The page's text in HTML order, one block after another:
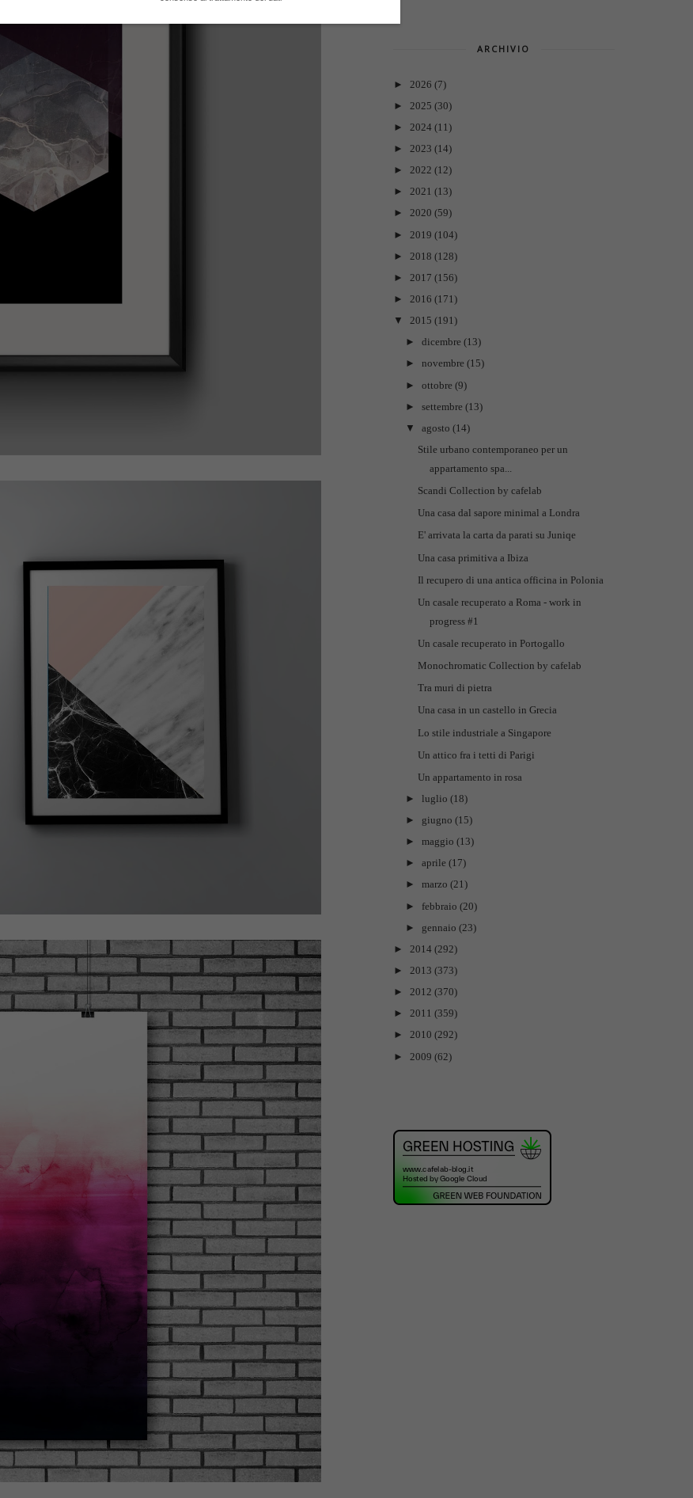
ARCHIVIO
► 2026 (7)
► 2025 (30)
► 2024 (11)
► 2023 (14)
► 2022 (12)
► 2021 (13)
► 2020 (59)
► 2019 (104)
► 2018 (128)
► 2017 (156)
► 2016 (171)
▼
2015 (191)
► dicembre (13)
► novembre (15)
► ottobre (9)
► settembre (13)
▼
agosto (14)
Stile urbano contemporaneo per un
appartamento spa...
Scandi Collection by cafelab
Una casa dal sapore minimal a Londra
E' arrivata la carta da parati su Juniqe
Una casa primitiva a Ibiza
Il recupero di una antica officina in Polonia
Un casale recuperato a Roma - work in
progress #1
Un casale recuperato in Portogallo
Monochromatic Collection by cafelab
Tra muri di pietra
Una casa in un castello in Grecia
Lo stile industriale a Singapore
Un attico fra i tetti di Parigi
Un appartamento in rosa
► luglio (18)
► giugno (15)
► maggio (13)
► aprile (17)
► marzo (21)
► febbraio (20)
► gennaio (23)
► 2014 (292)
► 2013 (373)
► 2012 (370)
► 2011 (359)
► 2010 (292)
► 2009 (62)